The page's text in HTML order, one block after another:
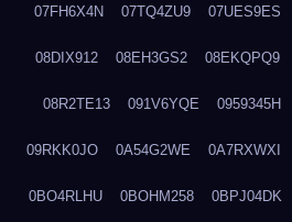
07FH6X4N 07TQ4ZU9 07UES9ES
08DIX912 08EH3GS2 08EKQPQ9
08R2TE13 091V6YQE 0959345H
09RKK0JO 0A54G2WE 0A7RXWXI
0BO4RLHU 0BOHM258 0BPJ04DK